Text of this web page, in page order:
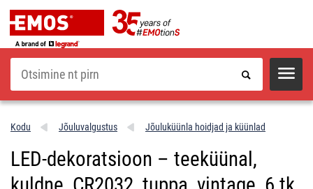
Otsi
Kodu Jõuluvalgustus Jõuluküünla hoidjad ja küünlad
LED-dekoratsioon – teeküünal,